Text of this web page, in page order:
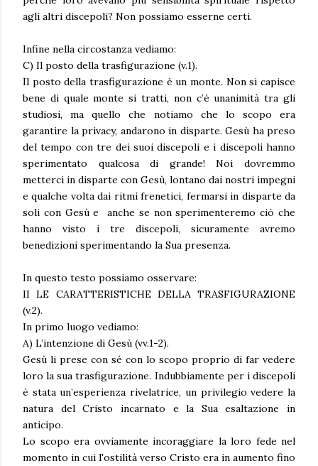
agli altri discepoli? Non possiamo esserne certi.
Infine nella circostanza vediamo:
C) Il posto della trasfigurazione (v.1).
Il posto della trasfigurazione è un monte. Non si capisce
bene di quale monte si tratti, non c’è unanimità tra gli
studiosi, ma quello che notiamo che lo scopo era
garantire la privacy, andarono in disparte. Gesù ha preso
del tempo con tre dei suoi discepoli e i discepoli hanno
sperimentato qualcosa di grande! Noi dovremmo
metterci in disparte con Gesù, lontano dai nostri impegni
e qualche volta dai ritmi frenetici, fermarsi in disparte da
soli con Gesù e anche se non sperimenteremo ciò che
hanno visto i tre discepoli, sicuramente avremo
benedizioni sperimentando la Sua presenza.
In questo testo possiamo osservare:
II LE CARATTERISTICHE DELLA TRASFIGURAZIONE
(v.2).
In primo luogo vediamo:
A) L’intenzione di Gesù (vv.1-2).
Gesù li prese con sé con lo scopo proprio di far vedere
loro la sua trasfigurazione. Indubbiamente per i discepoli
è stata un’esperienza rivelatrice, un privilegio vedere la
natura del Cristo incarnato e la Sua esaltazione in
anticipo.
Lo scopo era ovviamente incoraggiare la loro fede nel
momento in cui l'ostilità verso Cristo era in aumento fino